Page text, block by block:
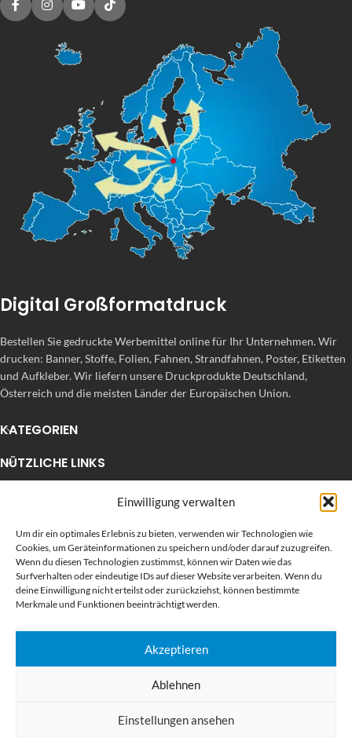
Einwilligung verwalten
Um dir ein optimales Erlebnis zu bieten, verwenden wir Technologien wie
Cookies, um Geräteinformationen zu speichern und/oder darauf zuzugreifen.
Wenn du diesen Technologien zustimmst, können wir Daten wie das
Surfverhalten oder eindeutige IDs auf dieser Website verarbeiten. Wenn du
deine Einwilligung nicht erteilst oder zurückziehst, können bestimmte
Merkmale und Funktionen beeinträchtigt werden.
Akzeptieren
Ablehnen
Einstellungen ansehen
Digital Großformatdruck
Bestellen Sie gedruckte Werbemittel online für Ihr Unternehmen. Wir
drucken: Banner, Stoffe, Folien, Fahnen, Strandfahnen, Poster, Etiketten
und Aufkleber. Wir liefern unsere Druckprodukte Deutschland,
Österreich und die meisten Länder der Europäischen Union.
KATEGORIEN
NÜTZLICHE LINKS
BEWERTEN SIE UNS AUF GOOGLE